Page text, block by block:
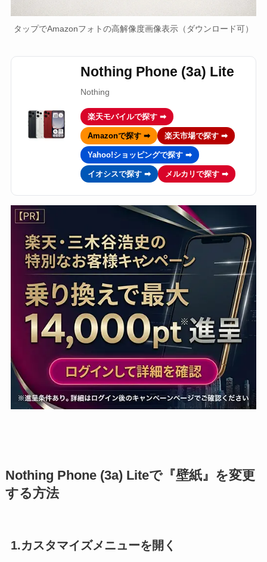
タップでAmazonフォトの高解像度画像表示（ダウンロード可）
Nothing Phone (3a) Lite
Nothing
楽天モバイルで探す ➡
Amazonで探す ➡ 楽天市場で探す ➡
Yahoo!ショッピングで探す ➡
イオシスで探す ➡ メルカリで探す ➡
Nothing Phone (3a) Liteで『壁紙』を変更
する方法
1.カスタマイズメニューを開く